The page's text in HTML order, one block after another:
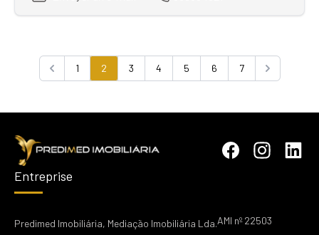
Previous
1 2 3 4 5 6 7
Next
Entreprise
Predimed Imobiliária, Mediação Imobiliária Lda.AMI nº 22503